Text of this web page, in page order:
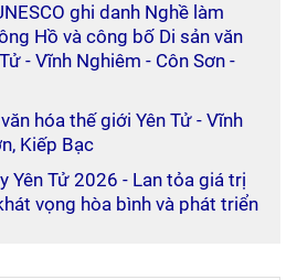
ghi danh Nghề làm
Hồ và công bố Di sản văn
- Vĩnh Nghiêm - Côn Sơn -
hóa thế giới Yên Tử - Vĩnh
Kiếp Bạc
Yên Tử 2026 - Lan tỏa giá trị
vọng hòa bình và phát triển